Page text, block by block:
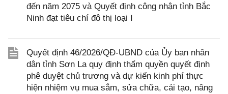
đến năm 2075 và Quyết định công nhận tỉnh Bắc
Ninh đạt tiêu chí đô thị loại I
Quyết định 46/2026/QĐ-UBND của Ủy ban nhân
dân tỉnh Sơn La quy định thẩm quyền quyết định
phê duyệt chủ trương và dự kiến kinh phí thực
hiện nhiệm vụ mua sắm, sửa chữa, cải tạo, nâng